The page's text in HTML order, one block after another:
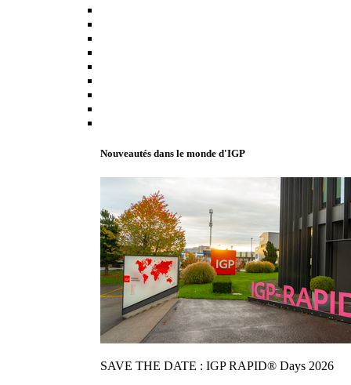
Nouveautés dans le monde d'IGP
SAVE THE DATE : IGP RAPID® Days 2026